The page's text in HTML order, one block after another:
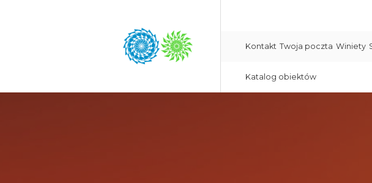
Kontakt Twoja poczta Winiety
Katalog obiektów